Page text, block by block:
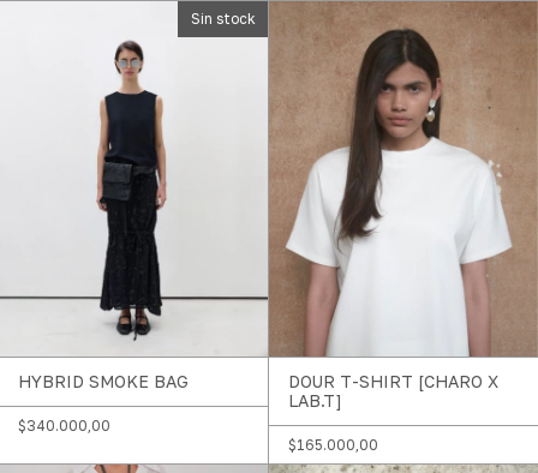
Sin stock
HYBRID SMOKE BAG
$340.000,00
DOUR T-SHIRT [CHARO X
LAB.T]
$165.000,00